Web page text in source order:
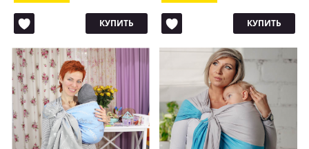
КУПИТЬ КУПИТЬ